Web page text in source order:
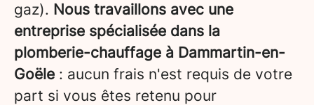
gaz). Nous travaillons avec une
entreprise spécialisée dans la
plomberie-chauffage à Dammartin-en-
Goële : aucun frais n'est requis de votre
part si vous êtes retenu pour